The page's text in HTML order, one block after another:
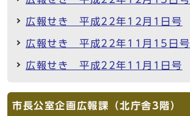
広報せき 平成22年12月1日号
広報せき 平成22年11月15日号
広報せき 平成22年11月1日号
市長公室企画広報課（北庁舎3階）